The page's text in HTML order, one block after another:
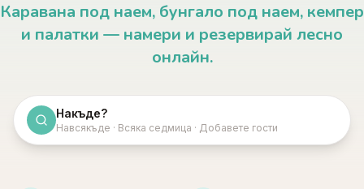
Каравана под наем, бунгало под наем, кемпер
и палатки — намери и резервирай лесно
онлайн.
Накъде?
Навсякъде · Всяка седмица · Добавете гости